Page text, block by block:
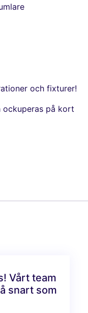
och fixturer!
ockuperas på kort
Vårt team
snart som